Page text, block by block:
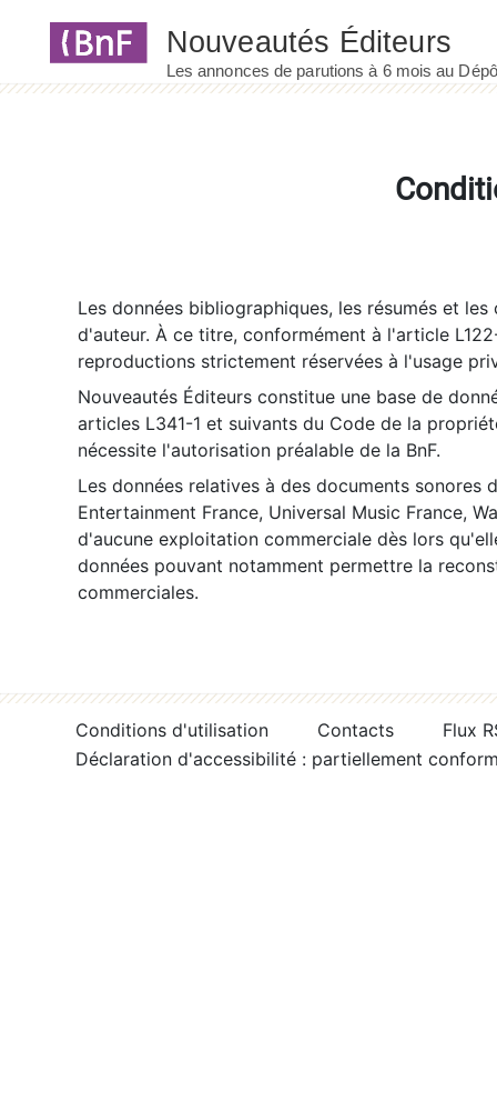
Les données bibliographiques, les résumés et
d'auteur. À ce titre, conformément à l'article
reproductions strictement réservées à l'usage
Nouveautés Éditeurs constitue une base de
articles L341-1 et suivants du Code de la
nécessite l'autorisation préalable de la BnF.
Les données relatives à des documents sonores
Entertainment France, Universal Music France,
d'aucune exploitation commerciale dès lors
données pouvant notamment permettre la
commerciales.
Conditions d'utilisation Contacts
Flux
Déclaration d'accessibilité : partiellement